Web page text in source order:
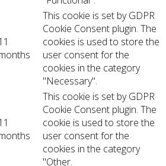
This cookie is set by GDPR
Cookie Consent plugin. The
cookies is used to store the
user consent for the
cookies in the category
"Necessary".
This cookie is set by GDPR
Cookie Consent plugin. The
cookie is used to store the
user consent for the
cookies in the category
"Other.